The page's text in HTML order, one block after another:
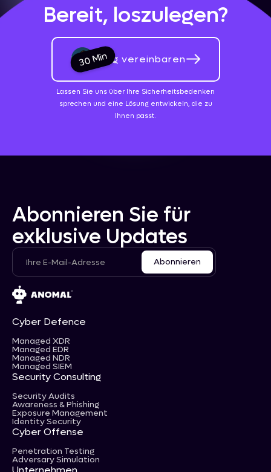
Bereit, loszulegen?
Beratung vereinbaren
30 Min
Lassen Sie uns über Ihre Sicherheitsbedenken
sprechen und eine Lösung entwickeln, die zu
Ihnen passt.
Abonnieren Sie für
exklusive Updates
Cyber Defence
Managed XDR
Managed EDR
Managed NDR
Managed SIEM
Security Consulting
Security Audits
Awareness & Phishing
Exposure Management
Identity Security
Cyber Offense
Penetration Testing
Adversary Simulation